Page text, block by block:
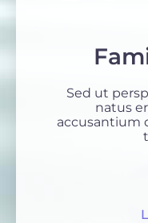
Sed ut
natus
accusantium